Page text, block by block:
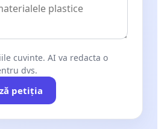
cuvinte. AI va redacta o
dvs.
petiția